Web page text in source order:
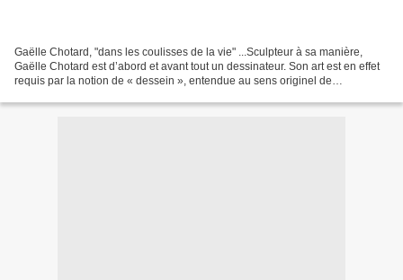
Gaëlle Chotard, "dans les coulisses de la vie" ...Sculpteur à sa manière,
Gaëlle Chotard est d’abord et avant tout un dessinateur. Son art est en effet
requis par la notion de « dessein », entendue au sens originel de